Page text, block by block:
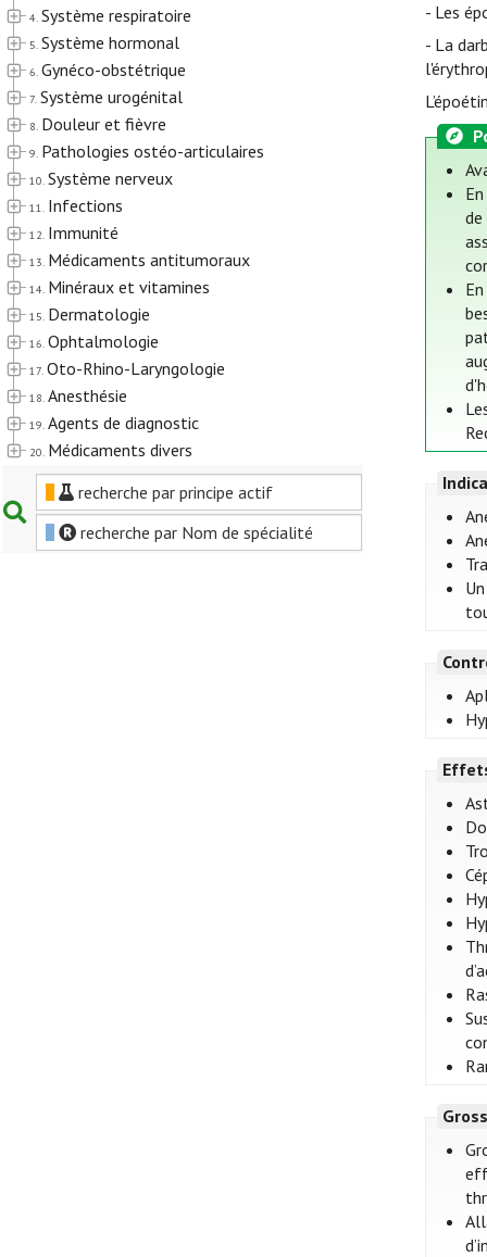
4. Système respiratoire
5. Système hormonal
6. Gynéco-obstétrique
7. Système urogénital
8. Douleur et fièvre
9. Pathologies ostéo-articulaires
10. Système nerveux
11. Infections
12. Immunité
13. Médicaments antitumoraux
14. Minéraux et vitamines
15. Dermatologie
16. Ophtalmologie
17. Oto-Rhino-Laryngologie
18. Anesthésie
19. Agents de diagnostic
20. Médicaments divers
recherche par principe actif
recherche par Nom de spécialité
- Les
- La